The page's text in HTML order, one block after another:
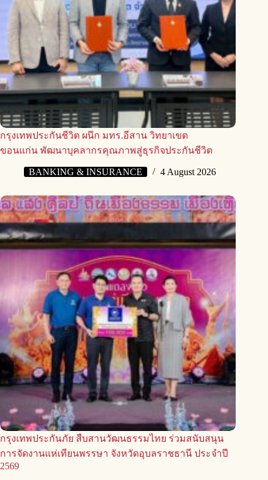
กรุงเทพประกันชีวิต ผนึก มทร.อีสาน วิทยาเขต
ขอนแก่น พัฒนาบุคลากรคุณภาพสู่ธุรกิจประกันชีวิต
BANKING & INSURANCE 4 August 2026
กรุงเทพประกันภัย สืบสานวัฒนธรรมไทย ร่วมสนับสนุน
การจัดงานแห่เทียนพรรษา จังหวัดอุบลราชธานี ประจำปี
2569